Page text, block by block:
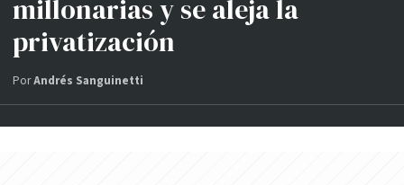
millonarias y se aleja la
privatización
PorAndrés Sanguinetti